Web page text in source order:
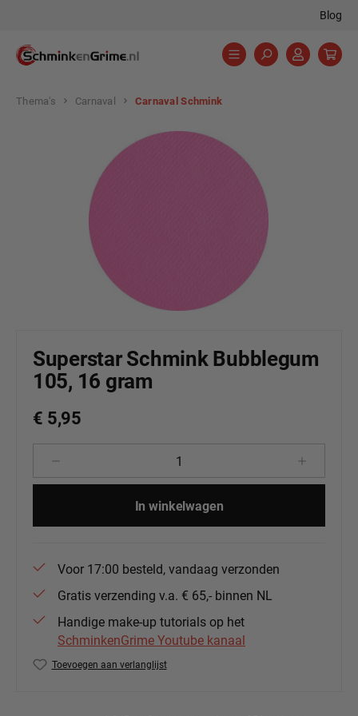
Blog
Thema's Carnaval Carnaval Schmink
Afbeeldingengalerij overslaan
Superstar Schmink Bubblegum
105, 16 gram
€ 5,95
Producthoeveelheid: Voer de
In winkelwagen
Voor 17:00 besteld, vandaag verzonden
Gratis verzending v.a. € 65,- binnen NL
Handige make-up tutorials op het
SchminkenGrime Youtube kanaal
Toevoegen aan verlanglijst